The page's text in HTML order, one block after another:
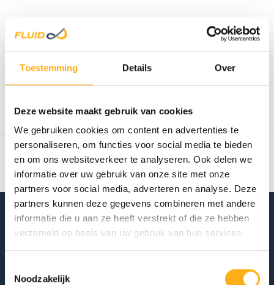
Toestemming Details Over
Deze website maakt gebruik van cookies
We gebruiken cookies om content en advertenties te
personaliseren, om functies voor social media te bieden
en om ons websiteverkeer te analyseren. Ook delen we
informatie over uw gebruik van onze site met onze
partners voor social media, adverteren en analyse. Deze
partners kunnen deze gegevens combineren met andere
informatie die u aan ze heeft verstrekt of die ze hebben
verzameld op basis van uw gebruik van hun services.
Noodzakelijk
BOIS
BOIS/ACIER
AUCUN PRODUIT N'A ÉTÉ
CONTINUER LES ACHATS
Affiche1-0de 0
FLUID
Conçu à la perfection
Purmerweg 1